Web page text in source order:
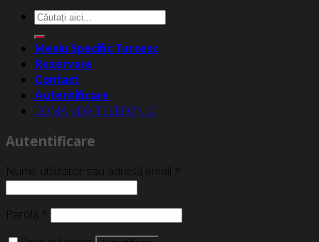
Caută
după:
Meniu Specific Turcesc
Rezervare
Contact
Autentificare
COMANDĂ TELEFONIC
Autentificare
Nume utilizator sau adresă email *
Parolă *